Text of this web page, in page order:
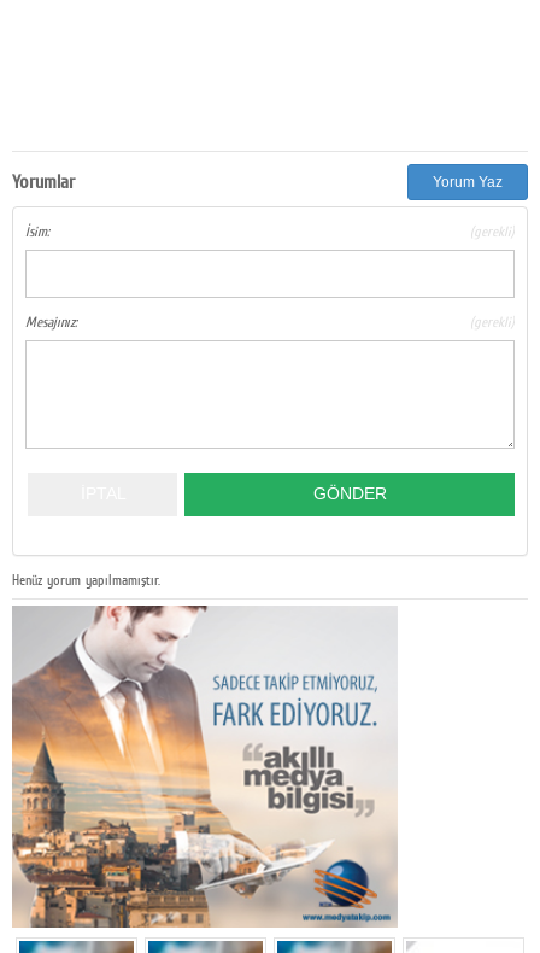
Yorumlar Yorum Yaz
İsim: (gerekli)
Mesajınız: (gerekli)
Henüz yorum yapılmamıştır.